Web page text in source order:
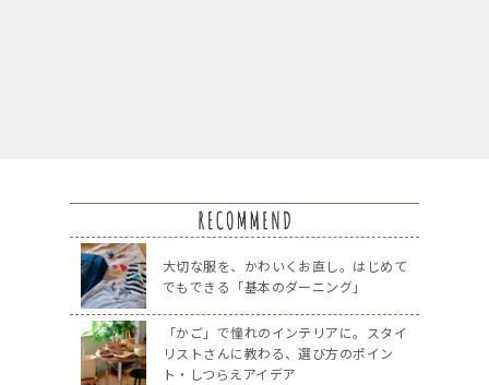
大切な服を、かわいくお直し。はじめて
でもできる「基本のダーニング」
「かご」で憧れのインテリアに。スタイ
リストさんに教わる、選び方のポイン
ト・しつらえアイデア